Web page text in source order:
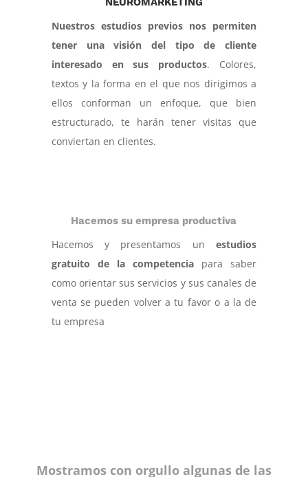
Nuestros estudios previos nos permiten
tener una visión del tipo de cliente
interesado en sus productos. Colores,
textos y la forma en el que nos dirigimos a
ellos conforman un enfoque, que bien
estructurado, te harán tener visitas que
conviertan en clientes.
Hacemos su empresa productiva
Hacemos y presentamos unestudios
gratuito de la competencia para saber
como orientar sus servicios y sus canales de
venta se pueden volver a tu favor o a la de
tu empresa
Mostramos con orgullo algunas de las